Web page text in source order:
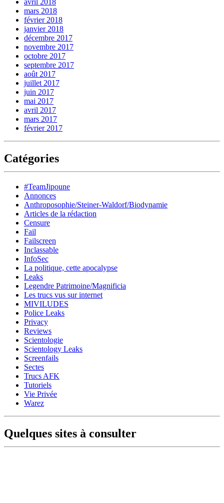
avril 2018
mars 2018
février 2018
janvier 2018
décembre 2017
novembre 2017
octobre 2017
septembre 2017
août 2017
juillet 2017
juin 2017
mai 2017
avril 2017
mars 2017
février 2017
Catégories
#TeamJipoune
Annonces
Anthroposophie/Steiner-Waldorf/Biodynamie
Articles de la rédaction
Censure
Fail
Failscreen
Inclassable
InfoSec
La politique, cette apocalypse
Leaks
Legendre Patrimoine/Magnificia
Les trucs vus sur internet
MIVILUDES
Police Leaks
Privacy
Reviews
Scientologie
Scientology Leaks
Screenfails
Sectes
Trucs AFK
Tutoriels
Vie Privée
Warez
Quelques sites à consulter